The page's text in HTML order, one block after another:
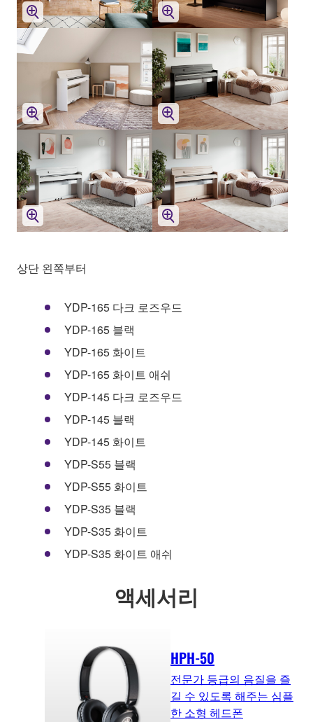
상단 왼쪽부터
YDP-165 다크 로즈우드
YDP-165 블랙
YDP-165 화이트
YDP-165 화이트 애쉬
YDP-145 다크 로즈우드
YDP-145 블랙
YDP-145 화이트
YDP-S55 블랙
YDP-S55 화이트
YDP-S35 블랙
YDP-S35 화이트
YDP-S35 화이트 애쉬
액세서리
HPH-50
전문가 등급의 음질을 즐
길 수 있도록 해주는 심플
한 소형 헤드폰